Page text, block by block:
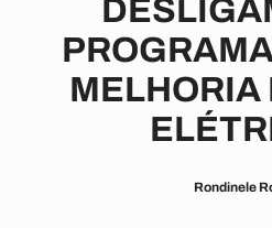
MELHORIA
Rondinele